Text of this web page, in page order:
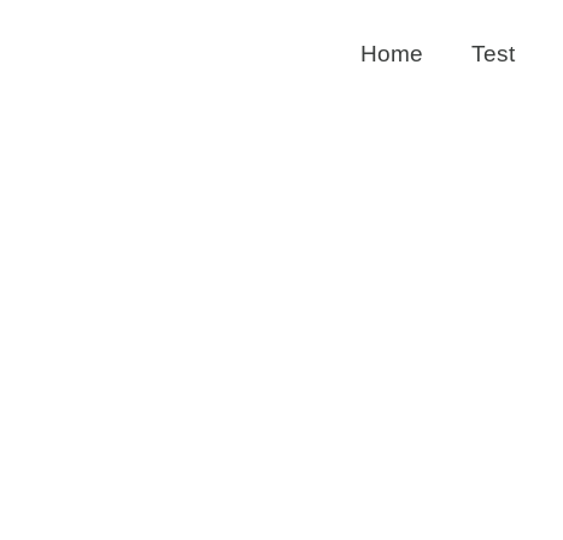
Home Test